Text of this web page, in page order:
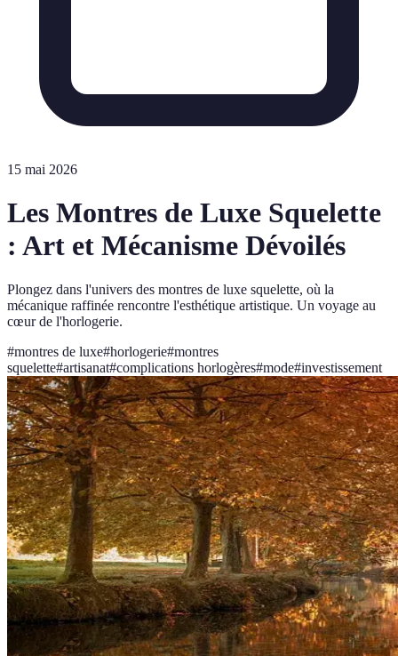
15 mai 2026
Les Montres de Luxe Squelette
: Art et Mécanisme Dévoilés
Plongez dans l'univers des montres de luxe squelette, où la
mécanique raffinée rencontre l'esthétique artistique. Un voyage au
cœur de l'horlogerie.
#montres de luxe#horlogerie#montres
squelette#artisanat#complications horlogères#mode#investissement